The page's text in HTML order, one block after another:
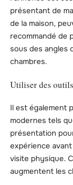
présentant de
de la maison,
recommandé de
sous des angles
chambres.
Utiliser des
Il est également
modernes tels
présentation
expérience
visite physique.
augmentent les